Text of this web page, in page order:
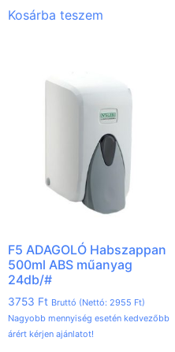
Kosárba teszem
F5 ADAGOLÓ Habszappan
500ml ABS műanyag
24db/#
3753 Ft Bruttó (Nettó: 2955 Ft)
Nagyobb mennyiség esetén kedvezőbb
árért kérjen ajánlatot!